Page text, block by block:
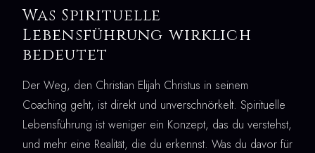
Was Spirituelle
Lebensführung wirklich
bedeutet
Der Weg, den Christian Elijah Christus in seinem
Coaching geht, ist direkt und unverschnörkelt. Spirituelle
Lebensführung ist weniger ein Konzept, das du verstehst,
und mehr eine Realität, die du erkennst. Was du davor für